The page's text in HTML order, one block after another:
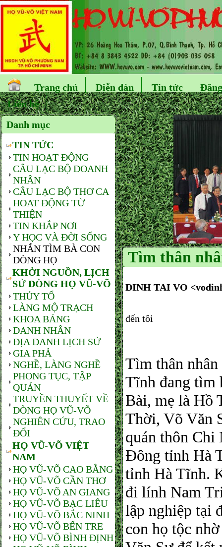
Trang chủ Diễn đàn Tin tức
Liên hệ
Danh mục
TIN TỨC
TIN HOẠT ĐỘNG
CÂU LẠC BỘ DOANH
NHÂN
CÂU LẠC BỘ THƠ CA
HOAT ĐỘNG TỪ
THIỆN
TIN KHẮP NƠI
Y HỌC VÀ ĐỜI SỐNG
NHẮN TÌM BÀ CON
DÒNG HỌ
KHỞI NGUỒN, LỊCH
SỬ DÒNG HỌ VŨ-VÕ
THỦY TỔ
LÀNG MỘ TRẠCH
KHOA BẢNG
DANH NHÂN
ĐỊA DANH LỊCH SỬ
GIA PHẢ
NGHỀ, LÀNG NGHỀ
PHONG TỤC, TẬP
QUÁN
TRUYỀN THUYẾT VỀ
DÒNG HỌ VŨ-VÕ
NGHIÊN CỨU, TRAO
ĐỔI
HỌ VŨ-VÕ VIỆT
NAM
HỌ VŨ-VÕ CAO BẰNG
HỌ VŨ-VÕ CẦN THƠ
HỌ VŨ-VÕ AN GIANG
HỌ VŨ-VÕ BẠC LIÊU
HỌ VŨ-VÕ BẮC NINH
HỌ VŨ-VÕ BẾN TRE
HỌ VŨ-VÕ BÌNH ĐỊNH
Tìm thân
DINH TAI VO
đến tôi
Tìm thân
Tĩnh đang tìm
Bài, mẹ là Hồ
Thời, Võ Văn
quán thôn Chi
Đông tỉnh Hà
tỉnh Hà Tĩnh.
đi lính Nam
lập nghiệp tại
con họ tộc